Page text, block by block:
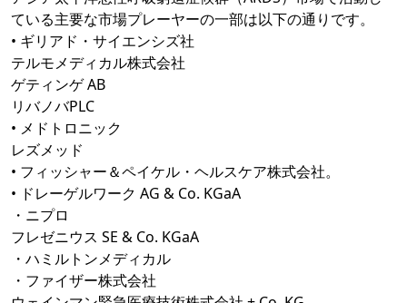
ている主要な市場プレーヤーの一部は以下の通りです。
• ギリアド・サイエンシズ社
テルモメディカル株式会社
ゲティンゲ AB
リバノバPLC
• メドトロニック
レズメッド
• フィッシャー＆ペイケル・ヘルスケア株式会社。
• ドレーゲルワーク AG & Co. KGaA
・ニプロ
フレゼニウス SE & Co. KGaA
・ハミルトンメディカル
・ファイザー株式会社